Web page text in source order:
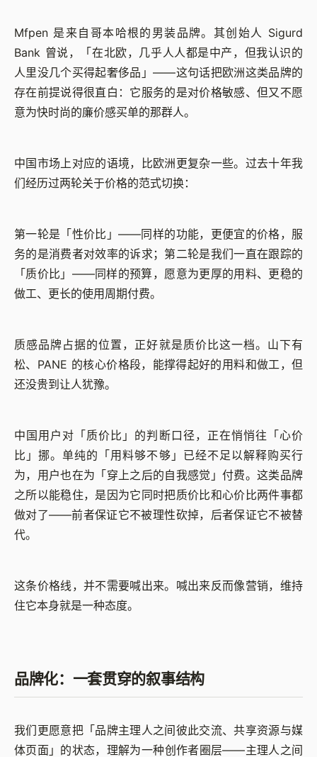
Mfpen 是来自哥本哈根的男装品牌。其创始人 Sigurd
Bank 曾说，「在北欧，几乎人人都是中产，但我认识的
人里没几个买得起奢侈品」——这句话把欧洲这类品牌的
存在前提说得很直白：它服务的是对价格敏感、但又不愿
意为快时尚的廉价感买单的那群人。
中国市场上对应的语境，比欧洲更复杂一些。过去十年我
们经历过两轮关于价格的范式切换：
第一轮是「性价比」——同样的功能，更便宜的价格，服
务的是消费者对效率的诉求；第二轮是我们一直在跟踪的
「质价比」——同样的预算，愿意为更厚的用料、更稳的
做工、更长的使用周期付费。
质感品牌占据的位置，正好就是质价比这一档。山下有
松、PANE 的核心价格段，能撑得起好的用料和做工，但
还没贵到让人犹豫。
中国用户对「质价比」的判断口径，正在悄悄往「心价
比」挪。单纯的「用料够不够」已经不足以解释购买行
为，用户也在为「穿上之后的自我感觉」付费。这类品牌
之所以能稳住，是因为它同时把质价比和心价比两件事都
做对了——前者保证它不被理性砍掉，后者保证它不被替
代。
这条价格线，并不需要喊出来。喊出来反而像营销，维持
住它本身就是一种态度。
品牌化：一套贯穿的叙事结构
我们更愿意把「品牌主理人之间彼此交流、共享资源与媒
体页面」的状态，理解为一种创作者圈层——主理人之间